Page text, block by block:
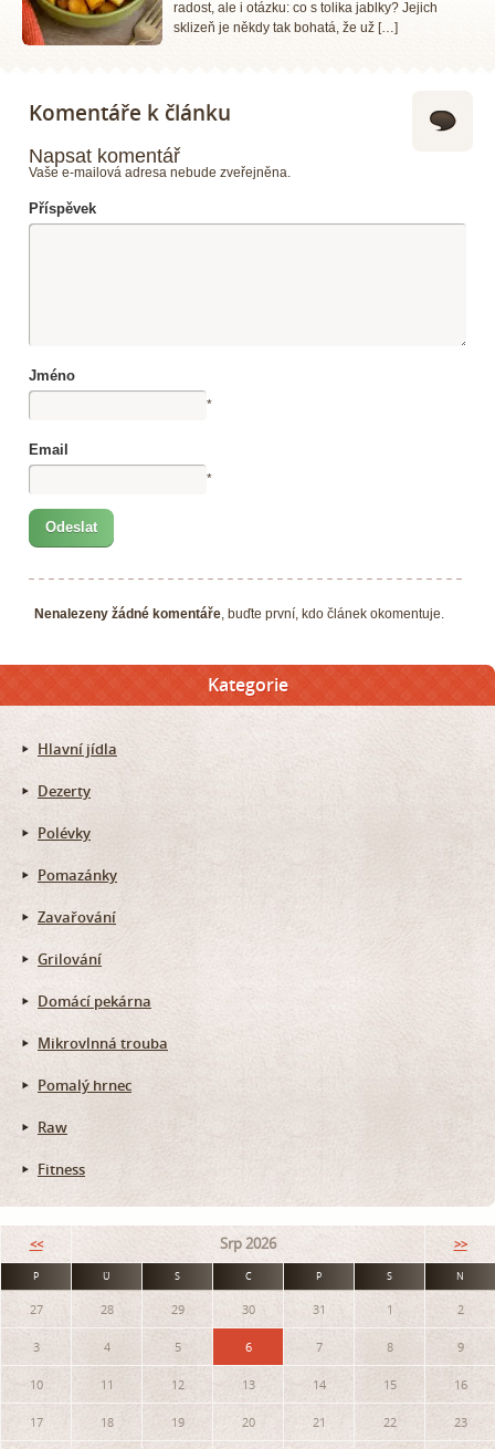
radost, ale i otázku: co s tolika jablky? Jejich
sklizeň je někdy tak bohatá, že už […]
Komentáře k článku
Napsat komentář
Vaše e-mailová adresa nebude zveřejněna.
Příspěvek
Jméno
*
Email
*
Nenalezeny žádné komentáře, buďte první, kdo článek okomentuje.
Kategorie
Hlavní jídla
Dezerty
Polévky
Pomazánky
Zavařování
Grilování
Domácí pekárna
Mikrovlnná trouba
Pomalý hrnec
Raw
Fitness
<< Srp 2026 >>
P Ú S Č P S N
27 28 29 30 31 1 2
3 4 5 6 7 8 9
10 11 12 13 14 15 16
17 18 19 20 21 22 23